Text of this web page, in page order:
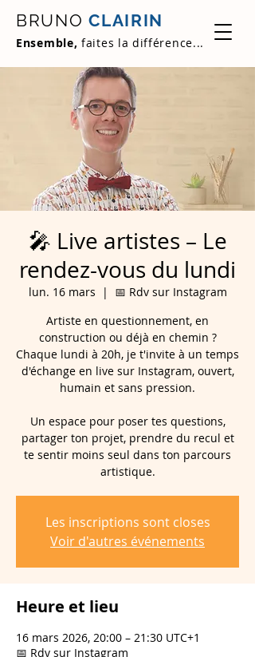
BRUNO CLAIRIN
Ensemble, faites la différence...
🎤 Live artistes – Le
rendez-vous du lundi
lun. 16 mars
  |
📅 Rdv sur Instagram
Artiste en questionnement, en
construction ou déjà en chemin ?
Chaque lundi à 20h, je t'invite à un temps
d'échange en live sur Instagram, ouvert,
humain et sans pression.
Un espace pour poser tes questions,
partager ton projet, prendre du recul et
te sentir moins seul dans ton parcours
artistique.
Les inscriptions sont closes
Voir d'autres événements
Heure et lieu
16 mars 2026, 20:00 – 21:30 UTC+1
📅 Rdv sur Instagram